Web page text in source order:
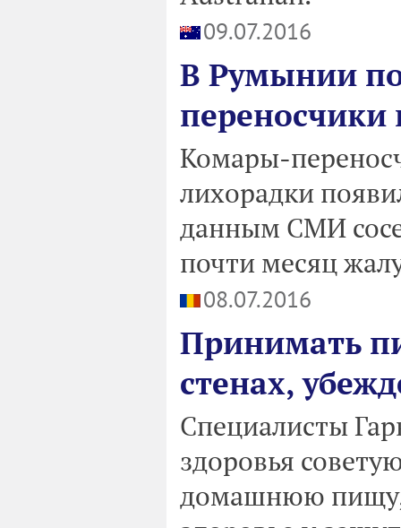
09.07.2016
В Румынии
переносчики
Комары-
лихорадки
данным СМИ
почти месяц
08.07.2016
Принимать
стенах,
Специалисты
здоровья
домашнюю пищу,